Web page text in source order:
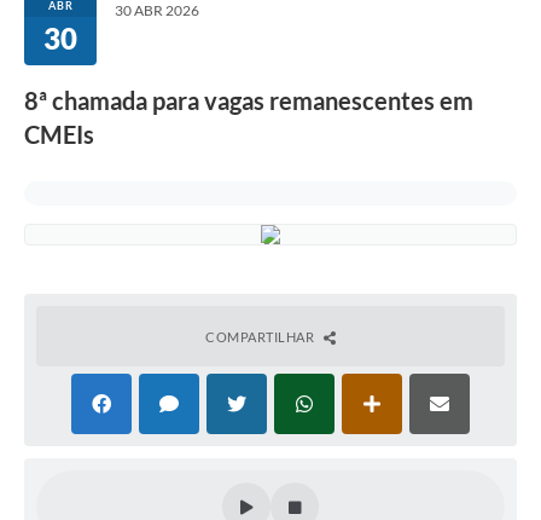
ABR
30
30 ABR 2026
8ª chamada para vagas remanescentes em
CMEIs
COMPARTILHAR